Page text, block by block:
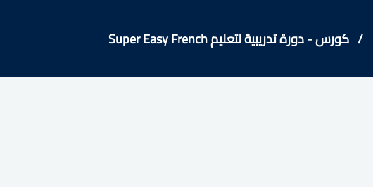
كورس - دورة تدريبية لتعليم Super Easy French